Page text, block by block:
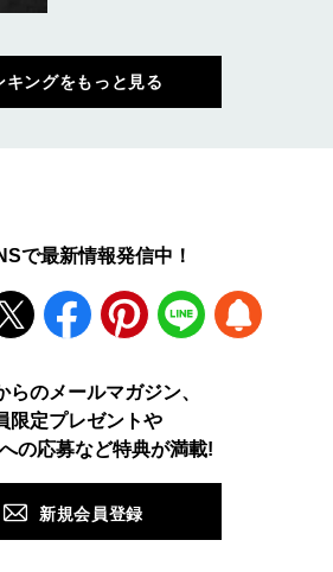
キングをもっと見る
で最新情報発信中！
Facebook Pinterest LINE
らのメールマガジン、
限定プレゼントや
の応募など特典が満載!
新規会員登録